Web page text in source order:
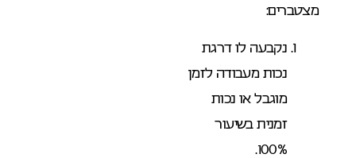
מצטברים:
נקבעה לו דרגת
נכות מעבודה לזמן
מוגבל או נכות
זמנית בשיעור
100%.